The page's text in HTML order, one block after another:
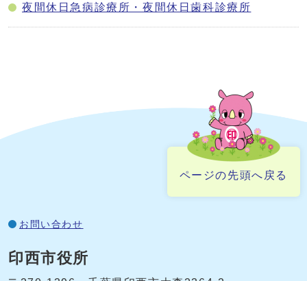
夜間休日急病診療所・夜間休日歯科診療所
ページの先頭へ戻る
お問い合わせ
印西市役所